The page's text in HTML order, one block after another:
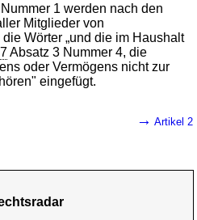
1 werden nach den
Mitglieder von
Wörter „und die im Haushalt
7Absatz 3 Nummer 4, die
oder Vermögens nicht zur
eingefügt.
→ Artikel 2